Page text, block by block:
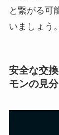
と繋がる可
いましょう。
安全な交
モンの見